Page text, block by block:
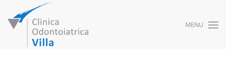
Skip to main content MENU